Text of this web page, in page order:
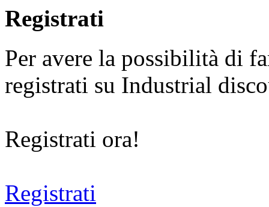
Registrati
Per avere la possibilità di
registrati su Industrial
Registrati ora!
Registrati